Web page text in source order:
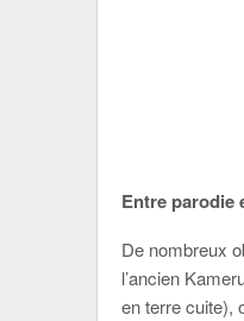
Entre parodie
De nombreux
l’ancien
en terre cuite),